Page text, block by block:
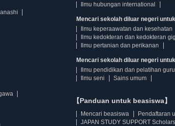
Ilmu hubungan international
Mencari sekolah diluar negeri
Ilmu keperaawatan dan kesehatan
Ilmu kedokteran dan kedokteran
Ilmu pertanian dan perikanan
Mencari sekolah diluar negeri
Ilmu pendidikan dan pelatihan guru
Ilmu seni
Sains umum
【Panduan untuk beasiswa】
Mencari beasiswa
Pendaftaran
JAPAN STUDY SUPPORT